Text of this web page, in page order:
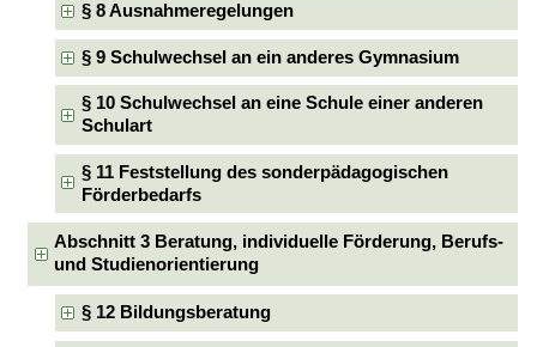
§ 8 Ausnahmeregelungen
§ 9 Schulwechsel an ein anderes Gymnasium
§ 10 Schulwechsel an eine Schule einer anderen
Schulart
§ 11 Feststellung des sonderpädagogischen
Förderbedarfs
Abschnitt 3 Beratung, individuelle Förderung, Berufs-
und Studienorientierung
§ 12 Bildungsberatung